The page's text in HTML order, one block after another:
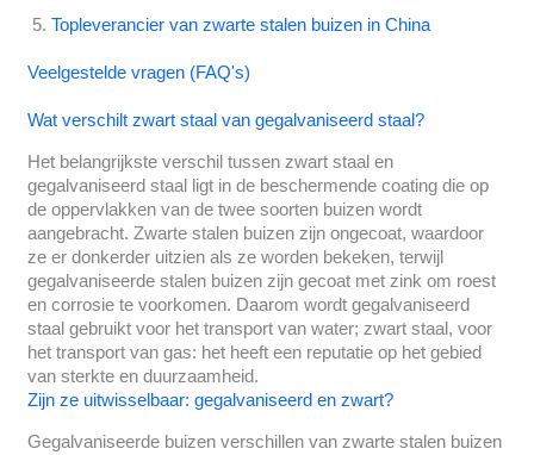
Topleverancier van zwarte stalen buizen in China
Veelgestelde vragen (FAQ's)
Wat verschilt zwart staal van gegalvaniseerd staal?
Het belangrijkste verschil tussen zwart staal en
gegalvaniseerd staal ligt in de beschermende coating die op
de oppervlakken van de twee soorten buizen wordt
aangebracht. Zwarte stalen buizen zijn ongecoat, waardoor
ze er donkerder uitzien als ze worden bekeken, terwijl
gegalvaniseerde stalen buizen zijn gecoat met zink om roest
en corrosie te voorkomen. Daarom wordt gegalvaniseerd
staal gebruikt voor het transport van water; zwart staal, voor
het transport van gas: het heeft een reputatie op het gebied
van sterkte en duurzaamheid.
Zijn ze uitwisselbaar: gegalvaniseerd en zwart?
Gegalvaniseerde buizen verschillen van zwarte stalen buizen